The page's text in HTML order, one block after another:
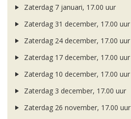
Zaterdag 7 januari, 17.00 uur
Zaterdag 31 december, 17.00 uur
Zaterdag 24 december, 17.00 uur
Zaterdag 17 december, 17.00 uur
Zaterdag 10 december, 17.00 uur
Zaterdag 3 december, 17.00 uur
Zaterdag 26 november, 17.00 uur